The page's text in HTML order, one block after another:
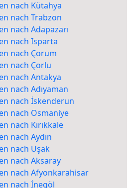
nach Kütahya
nach Trabzon
nach Adapazarı
nach Isparta
nach Çorum
nach Çorlu
nach Antakya
nach Adıyaman
nach İskenderun
nach Osmaniye
nach Kırıkkale
nach Aydın
nach Uşak
nach Aksaray
nach Afyonkarahisar
nach İnegöl